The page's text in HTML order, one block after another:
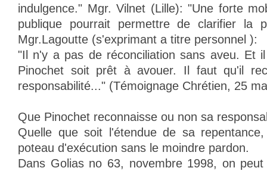
indulgence." Mgr. Vilnet (Lille): "Une forte
publique pourrait permettre de clarifier la
Mgr.Lagoutte (s'exprimant a titre personnel ):
"Il n'y a pas de réconciliation sans aveu. Et
Pinochet soit prêt à avouer. Il faut qu'il
responsabilité..." (Témoignage Chrétien, 25
Que Pinochet reconnaisse ou non sa
Quelle que soit l'étendue de sa
poteau d'exécution sans le moindre pardon.
Dans Golias no 63, novembre 1998, on